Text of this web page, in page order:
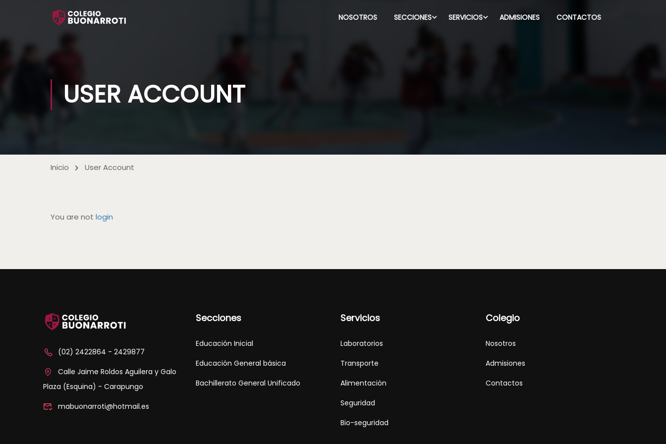
NOSOTROS SECCIONES SERVICIOS ADMISIONES CONTACTOS
USER ACCOUNT
Inicio User Account
You are not login
(02) 2422864 - 2429877
Calle Jaime Roldos Aguilera y Galo
Plaza (Esquina) - Carapungo
mabuonarroti@hotmail.es
Secciones
Educación Inicial
Educación General básica
Bachillerato General Unificado
Servicios
Laboratorios
Transporte
Alimentación
Seguridad
Bio-seguridad
Colegio
Nosotros
Admisiones
Contactos